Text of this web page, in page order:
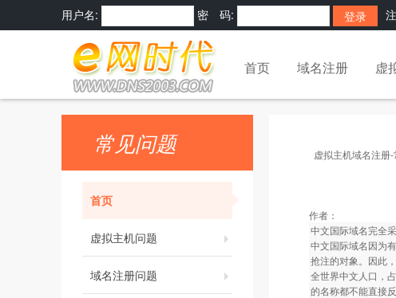
用户名: 密 码:
首页 域名注册 虚
常见问题
首页
虚拟主机问题
域名注册问题
虚拟主机域名注册
作者：
中文国际域名完全
中文国际域名因为
抢注的对象。因此
全世界中文人口，
的名称都不能直接